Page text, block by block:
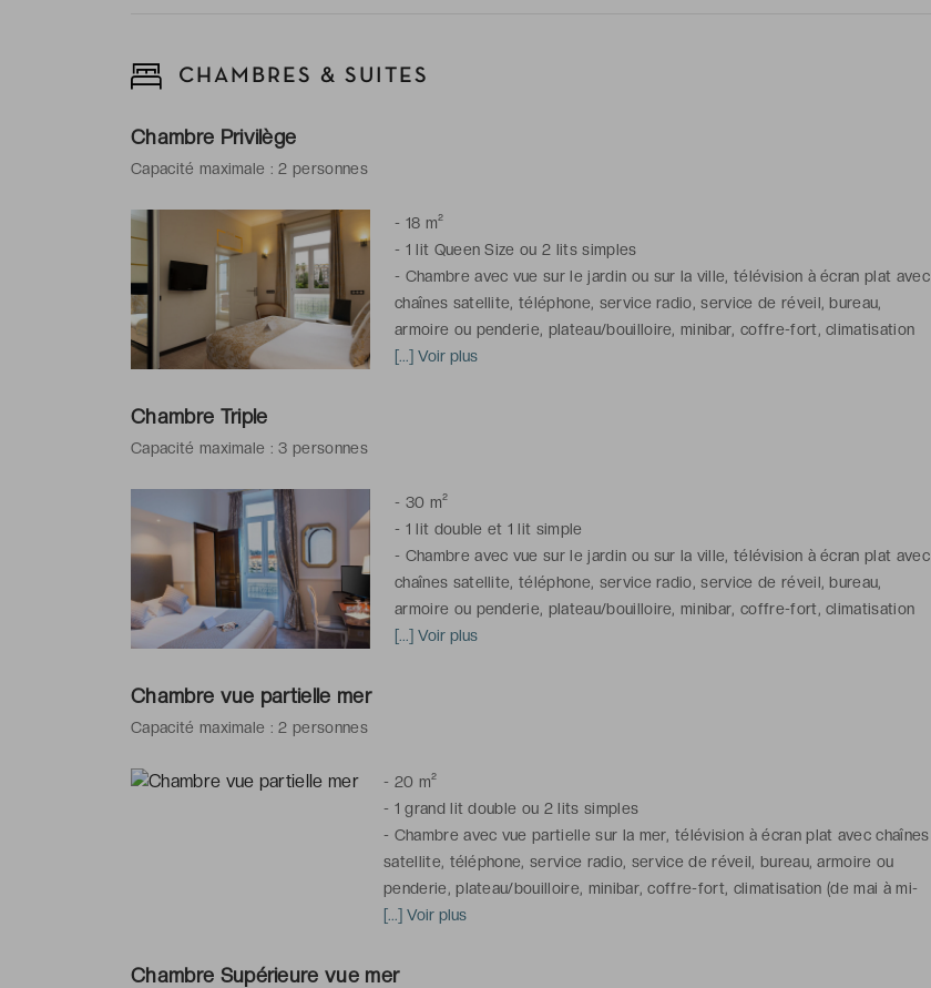
CHAMBRES & SUITES
Chambre Privilège
Capacité maximale : 2 personnes
- 18 m²
- 1 lit Queen Size ou 2 lits simples
- Chambre avec vue sur le jardin ou sur la ville, télévision à écran plat avec
chaînes satellite, téléphone, service radio, service de réveil, bureau,
armoire ou penderie, plateau/bouilloire, minibar, coffre-fort, climatisation
(de mai à mi-octobre), chauffage (de novembre à mi-avril), Wi-Fi
[...] Voir plus
Chambre Triple
Capacité maximale : 3 personnes
- 30 m²
- 1 lit double et 1 lit simple
- Chambre avec vue sur le jardin ou sur la ville, télévision à écran plat avec
chaînes satellite, téléphone, service radio, service de réveil, bureau,
armoire ou penderie, plateau/bouilloire, minibar, coffre-fort, climatisation
(de mai à mi-octobre), chauffage (de novembre à mi-avril), Wi-Fi
[...] Voir plus
Chambre vue partielle mer
Capacité maximale : 2 personnes
- 20 m²
- 1 grand lit double ou 2 lits simples
- Chambre avec vue partielle sur la mer, télévision à écran plat avec chaînes
satellite, téléphone, service radio, service de réveil, bureau, armoire ou
penderie, plateau/bouilloire, minibar, coffre-fort, climatisation (de mai à mi-
octobre), chauffage (de novembre à mi-avril), Wi-Fi
de toilette gratuits
[...] Voir plus
Chambre Supérieure vue mer